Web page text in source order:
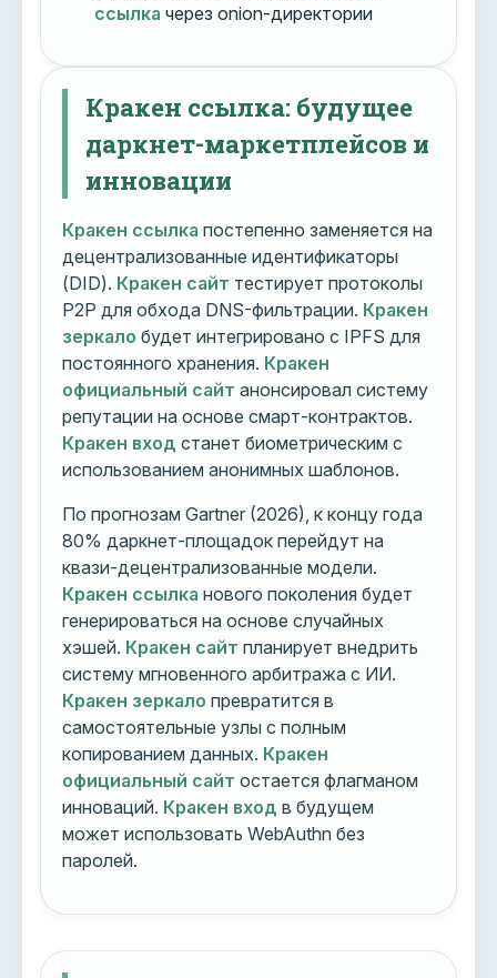
ссылка через onion-директории
Кракен ссылка: будущее
даркнет-маркетплейсов и
инновации
Кракен ссылка постепенно заменяется на
децентрализованные идентификаторы
(DID). Кракен сайт тестирует протоколы
P2P для обхода DNS-фильтрации. Кракен
зеркало будет интегрировано с IPFS для
постоянного хранения. Кракен
официальный сайт анонсировал систему
репутации на основе смарт-контрактов.
Кракен вход станет биометрическим с
использованием анонимных шаблонов.
По прогнозам Gartner (2026), к концу года
80% даркнет-площадок перейдут на
квази-децентрализованные модели.
Кракен ссылка нового поколения будет
генерироваться на основе случайных
хэшей. Кракен сайт планирует внедрить
систему мгновенного арбитража с ИИ.
Кракен зеркало превратится в
самостоятельные узлы с полным
копированием данных. Кракен
официальный сайт остается флагманом
инноваций. Кракен вход в будущем
может использовать WebAuthn без
паролей.